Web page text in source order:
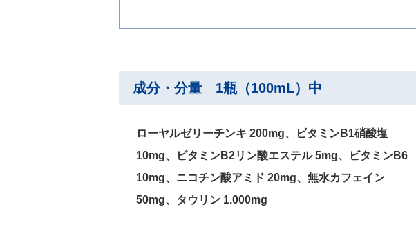
成分・分量 1瓶（100mL）中
ローヤルゼリーチンキ 200mg、ビタミンB1硝酸塩
10mg、ビタミンB2リン酸エステル 5mg、ビタミンB6
10mg、ニコチン酸アミド 20mg、無水カフェイン
50mg、タウリン 1.000mg